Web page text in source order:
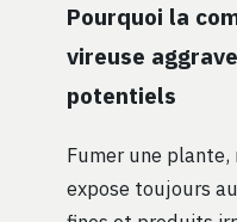
Pourquoi la
vireuse
potentiels
Fumer une plante,
expose toujours